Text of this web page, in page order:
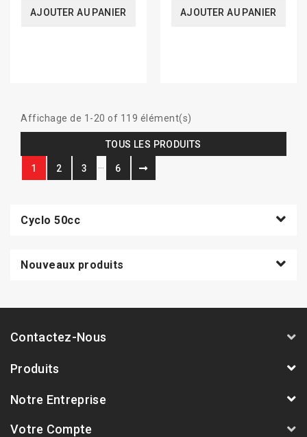
AJOUTER AU PANIER AJOUTER AU PANIER
Affichage de 1-20 of 119 élément(s)
TOUS LES PRODUITS
1 2 3 6
Cyclo 50cc
Nouveaux produits
Contactez-Nous
Produits
Notre Entreprise
Votre Compte